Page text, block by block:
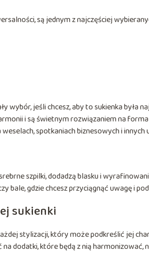
są jednym z najczęściej
wybór, jeśli chcesz, aby to sukienka
i są świetnym rozwiązaniem na
spotkaniach biznesowych i
szpilki, dodadzą blasku i
bale, gdzie chcesz przyciągnąć uwagę i
sukienki
stylizacji, który może podkreślić jej
dodatki, które będą z nią harmonizować,